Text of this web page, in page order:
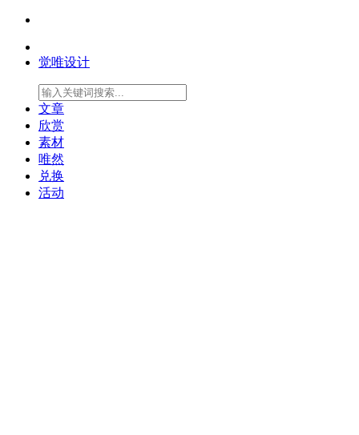
觉唯设计
文章
欣赏
素材
唯然
兑换
活动